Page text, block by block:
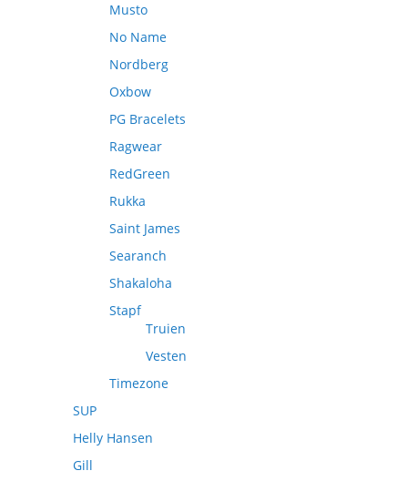
Musto
No Name
Nordberg
Oxbow
PG Bracelets
Ragwear
RedGreen
Rukka
Saint James
Searanch
Shakaloha
Stapf
Truien
Vesten
Timezone
SUP
Helly Hansen
Gill